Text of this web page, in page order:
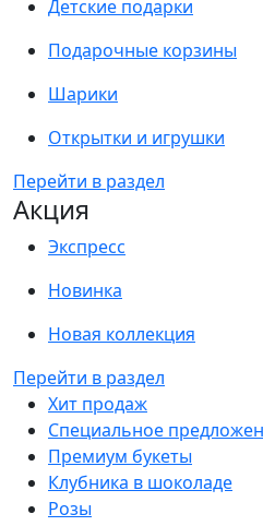
Детские подарки
Подарочные корзины
Шарики
Открытки и игрушки
Перейти в раздел
Акция
Экспресс
Новинка
Новая коллекция
Перейти в раздел
Хит продаж
Специальное
Премиум букеты
Клубника в шоколаде
Розы